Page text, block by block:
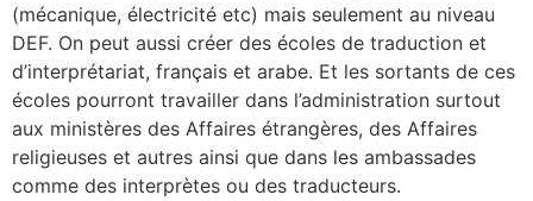
(mécanique, électricité etc) mais seulement au niveau
DEF. On peut aussi créer des écoles de traduction et
d’interprétariat, français et arabe. Et les sortants de ces
écoles pourront travailler dans l’administration surtout
aux ministères des Affaires étrangères, des Affaires
religieuses et autres ainsi que dans les ambassades
comme des interprètes ou des traducteurs.